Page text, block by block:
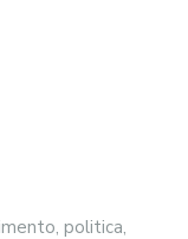
politica,